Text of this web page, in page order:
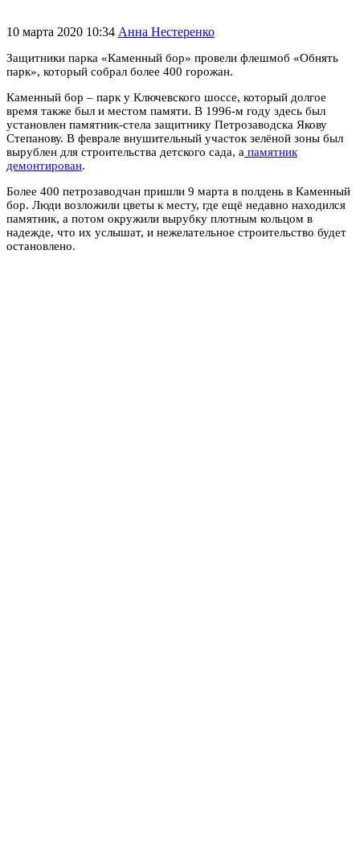
10 марта 2020 10:34 Анна Нестеренко
Защитники парка «Каменный бор» провели флешмоб «Обнять
парк», который собрал более 400 горожан.
Каменный бор – парк у Ключевского шоссе, который долгое
время также был и местом памяти. В 1996-м году здесь был
установлен памятник-стела защитнику Петрозаводска Якову
Степанову. В феврале внушительный участок зелёной зоны был
вырублен для строительства детского сада, а памятник
демонтирован.
Более 400 петрозаводчан пришли 9 марта в полдень в Каменный
бор. Люди возложили цветы к месту, где ещё недавно находился
памятник, а потом окружили вырубку плотным кольцом в
надежде, что их услышат, и нежелательное строительство будет
остановлено.